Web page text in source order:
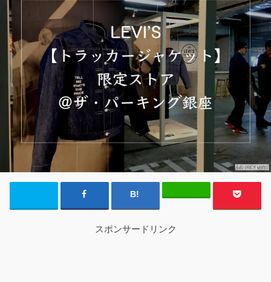
スポンサードリンク